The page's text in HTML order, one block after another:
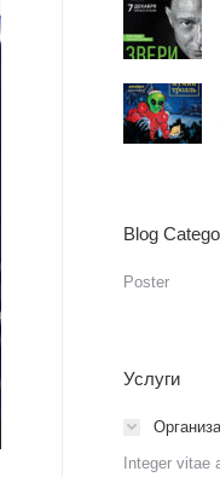
Blog
Poster
Услуги
Integer vitae